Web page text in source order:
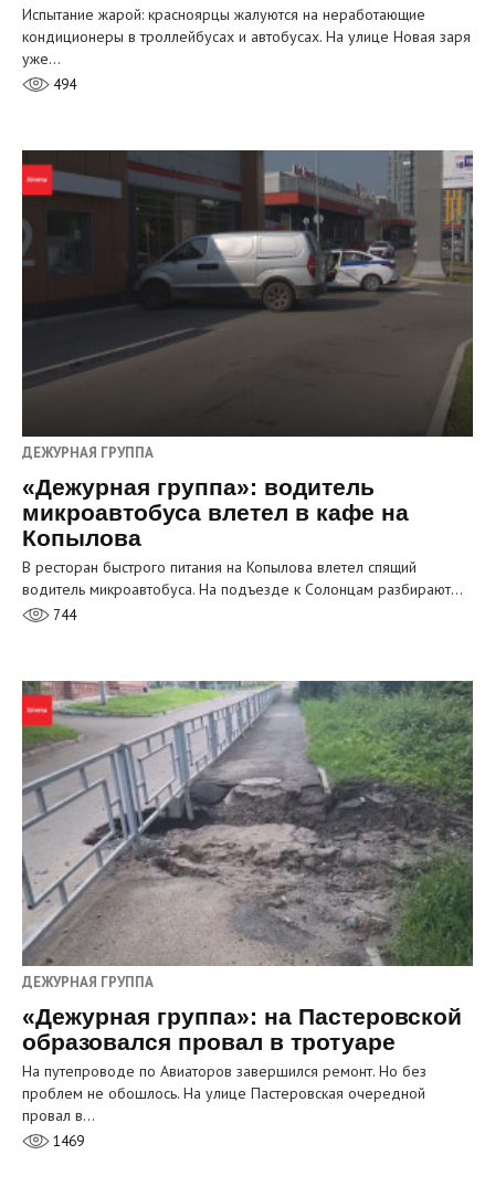
Испытание жарой: красноярцы жалуются на неработающие
кондиционеры в троллейбусах и автобусах. На улице Новая заря
уже…
494
ДЕЖУРНАЯ ГРУППА
«Дежурная группа»: водитель
микроавтобуса влетел в кафе на
Копылова
В ресторан быстрого питания на Копылова влетел спящий
водитель микроавтобуса. На подъезде к Солонцам разбирают…
744
ДЕЖУРНАЯ ГРУППА
«Дежурная группа»: на Пастеровской
образовался провал в тротуаре
На путепроводе по Авиаторов завершился ремонт. Но без
проблем не обошлось. На улице Пастеровская очередной
провал в…
1469